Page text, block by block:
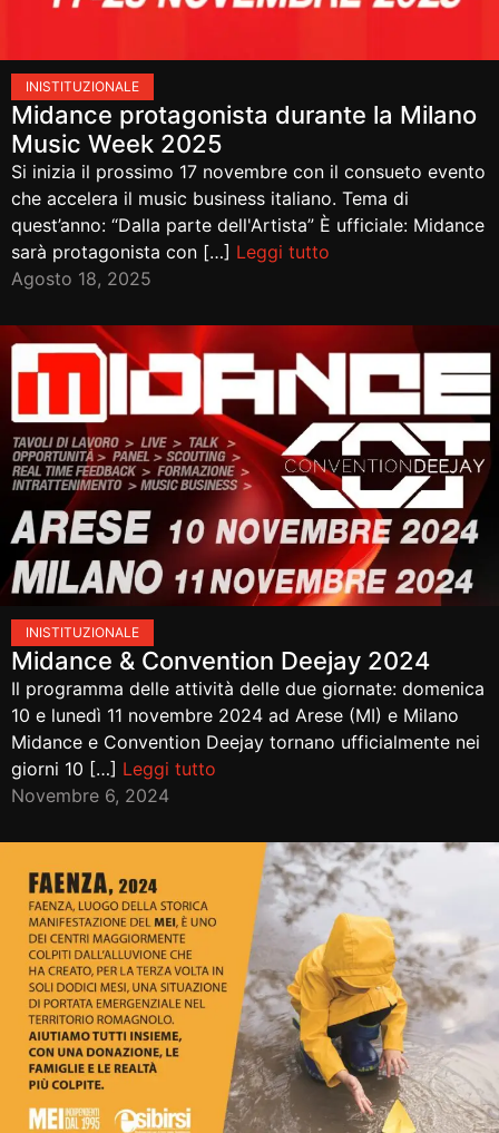
INISTITUZIONALE
Midance protagonista durante la Milano
Music Week 2025
Si inizia il prossimo 17 novembre con il consueto evento
che accelera il music business italiano. Tema di
quest’anno: “Dalla parte dell'Artista” È ufficiale: Midance
sarà protagonista con […] Leggi tutto
Agosto 18, 2025
INISTITUZIONALE
Midance & Convention Deejay 2024
Il programma delle attività delle due giornate: domenica
10 e lunedì 11 novembre 2024 ad Arese (MI) e Milano
Midance e Convention Deejay tornano ufficialmente nei
giorni 10 […] Leggi tutto
Novembre 6, 2024